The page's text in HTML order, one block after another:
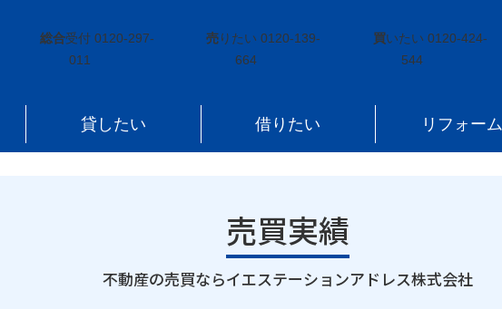
総合受付 0120-297-
011
売りたい 0120-139-
664
買いたい 0120-424-
544
貸したい 借りたい リフォーム
売買実績
｜
不動産の売買ならイエステーションアドレス株式会社